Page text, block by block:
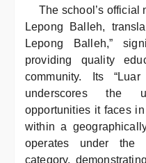
The school’s official
Lepong Balleh,
Lepong Balleh,”
providing quality
community. Its
underscores the
opportunities it faces
within a
operates under the
category,